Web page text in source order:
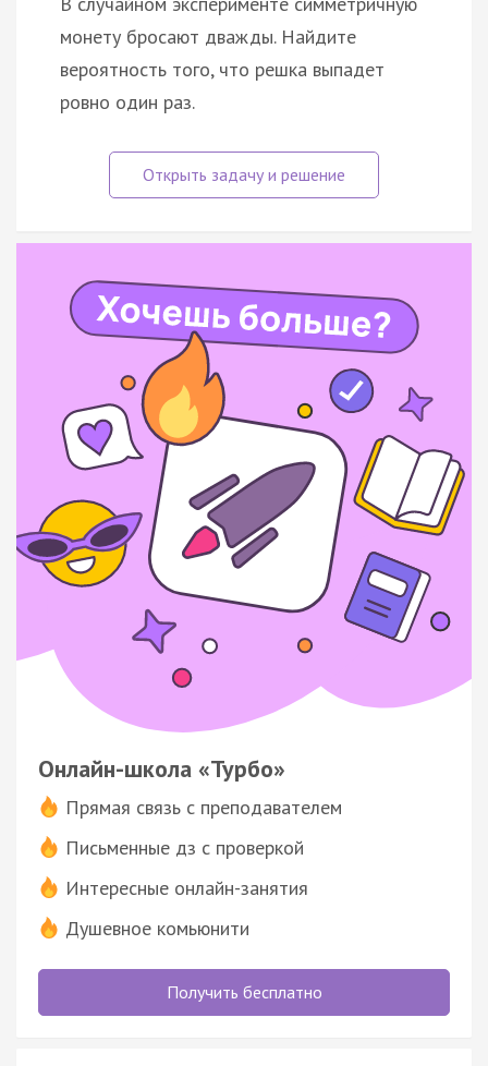
монету бросают дважды. Найдите
вероятность того, что решка выпадет
ровно один раз.
Онлайн-школа «Турбо»
Прямая связь с преподавателем
Письменные дз с проверкой
Интересные онлайн-занятия
Душевное комьюнити
Получить бесплатно